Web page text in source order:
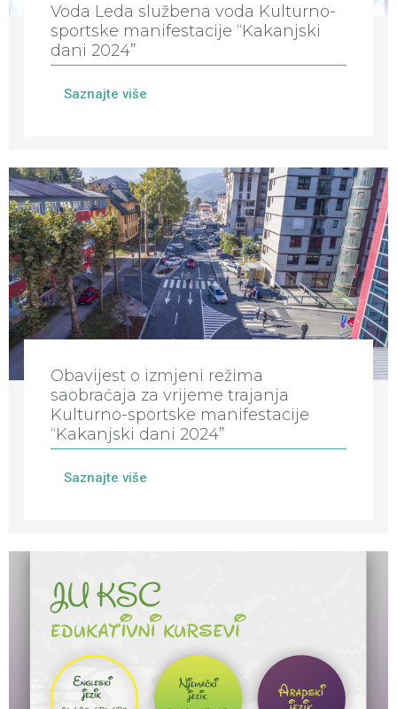
Voda Leda službena voda Kulturno-
sportske manifestacije “Kakanjski
dani 2024”
Saznajte više
Obavijest o izmjeni režima
saobraćaja za vrijeme trajanja
Kulturno-sportske manifestacije
“Kakanjski dani 2024”
Saznajte više